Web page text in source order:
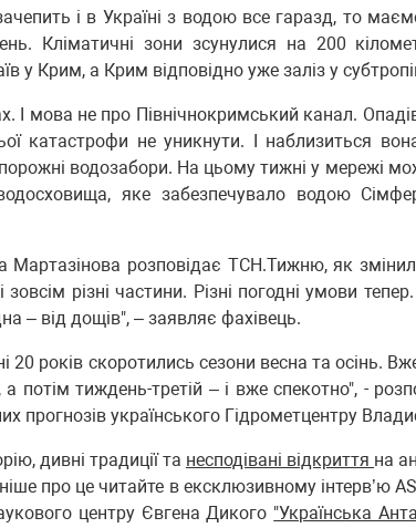
і в Україні з водою все гаразд, то
Кліматичні зони зсунулися на 200
у Крим, а Крим відповідно уже заліз у
І мова не про Північнокримський канал.
катастрофи не уникнути. І наблизиться
водозабори. На цьому тижні у мережі
яке забезпечувало водою
Мартазінова розповідає ТСН.Тижню, як
різні частини. Різні погодні умови
– від дощів", – заявляє фахівець.
20 років скоротились сезони весна та осінь.
а потім тиждень-третій – і вже спекотно", -
прогнозів українського Гідрометцентру
дивні традиції та несподівані відкриття на
про це читайте в ексклюзивному інтерв’ю
центру Євгена Дикого "Українська